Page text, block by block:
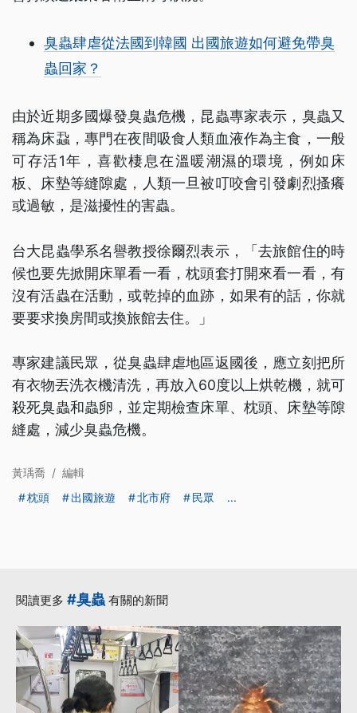
臭蟲肆虐從法國到韓國 出國旅遊如何避免帶臭
蟲回家？
由於近期多國爆發臭蟲危機，昆蟲專家表示，臭蟲又
稱為床蝨，專門在夜間吸食人類血液作為主食，一般
可存活1年，喜歡棲息在溫暖潮濕的環境，例如床
板、床墊等縫隙處，人類一旦被叮咬會引發劇烈搔癢
或過敏，是滋擾性的害蟲。
台大昆蟲學系名譽教授徐爾烈表示，「去旅館住的時
候也要先掀開床單看一看，枕頭套打開來看一看，有
沒有活蟲在活動，或乾掉的血跡，如果有的話，你就
要要求換房間或換旅館去住。」
專家建議民眾，從臭蟲肆虐地區返國後，應立刻把所
有衣物丟洗衣機清洗，再放入60度以上烘乾機，就可
殺死臭蟲和蟲卵，並定期檢查床單、枕頭、床墊等隙
縫處，減少臭蟲危機。
黃瑀喬 / 編輯
枕頭
出國旅遊 北市府 民眾 ...
閱讀更多 #臭蟲 有關的新聞